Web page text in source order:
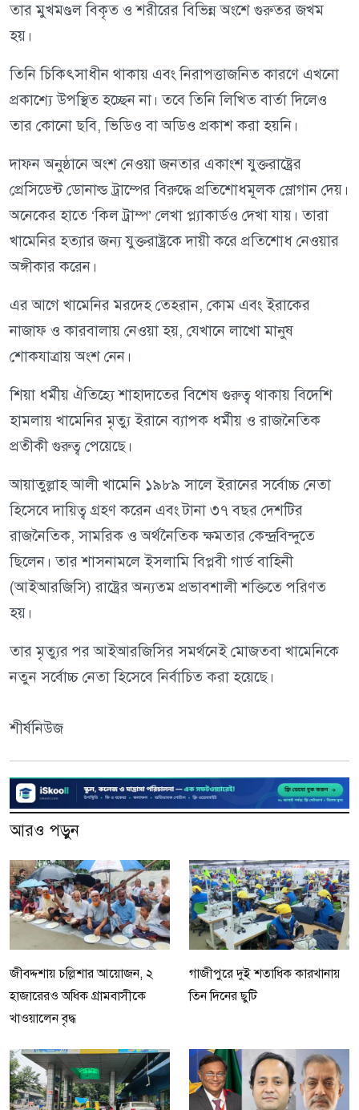
তার মুখমণ্ডল বিকৃত ও শরীরের বিভিন্ন অংশে গুরুতর জখম
হয়।
তিনি চিকিৎসাধীন থাকায় এবং নিরাপত্তাজনিত কারণে এখনো
প্রকাশ্যে উপস্থিত হচ্ছেন না। তবে তিনি লিখিত বার্তা দিলেও
তার কোনো ছবি, ভিডিও বা অডিও প্রকাশ করা হয়নি।
দাফন অনুষ্ঠানে অংশ নেওয়া জনতার একাংশ যুক্তরাষ্ট্রের
প্রেসিডেন্ট ডোনাল্ড ট্রাম্পের বিরুদ্ধে প্রতিশোধমূলক স্লোগান দেয়।
অনেকের হাতে ‘কিল ট্রাম্প’ লেখা প্ল্যাকার্ডও দেখা যায়। তারা
খামেনির হত্যার জন্য যুক্তরাষ্ট্রকে দায়ী করে প্রতিশোধ নেওয়ার
অঙ্গীকার করেন।
এর আগে খামেনির মরদেহ তেহরান, কোম এবং ইরাকের
নাজাফ ও কারবালায় নেওয়া হয়, যেখানে লাখো মানুষ
শোকযাত্রায় অংশ নেন।
শিয়া ধর্মীয় ঐতিহ্যে শাহাদাতের বিশেষ গুরুত্ব থাকায় বিদেশি
হামলায় খামেনির মৃত্যু ইরানে ব্যাপক ধর্মীয় ও রাজনৈতিক
প্রতীকী গুরুত্ব পেয়েছে।
আয়াতুল্লাহ আলী খামেনি ১৯৮৯ সালে ইরানের সর্বোচ্চ নেতা
হিসেবে দায়িত্ব গ্রহণ করেন এবং টানা ৩৭ বছর দেশটির
রাজনৈতিক, সামরিক ও অর্থনৈতিক ক্ষমতার কেন্দ্রবিন্দুতে
ছিলেন। তার শাসনামলে ইসলামি বিপ্লবী গার্ড বাহিনী
(আইআরজিসি) রাষ্ট্রের অন্যতম প্রভাবশালী শক্তিতে পরিণত
হয়।
তার মৃত্যুর পর আইআরজিসির সমর্থনেই মোজতবা খামেনিকে
নতুন সর্বোচ্চ নেতা হিসেবে নির্বাচিত করা হয়েছে।
শীর্ষনিউজ
আরও পড়ুন
জীবদ্দশায় চল্লিশার আয়োজন, ২
হাজারেরও অধিক গ্রামবাসীকে
খাওয়ালেন বৃদ্ধ
গাজীপুরে দুই শতাধিক কারখানায়
তিন দিনের ছুটি